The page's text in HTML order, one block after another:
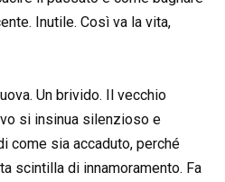
Inutile. Così va la vita,
Un brivido. Il vecchio
si insinua silenzioso e
come sia accaduto, perché
scintilla di innamoramento. Fa